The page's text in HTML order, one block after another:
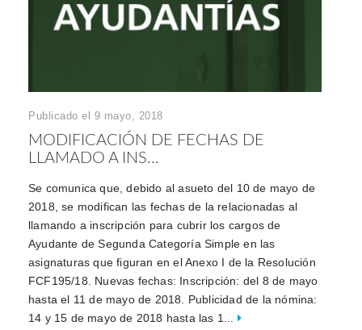
Publicado el 9 mayo, 2018
MODIFICACIÓN DE FECHAS DE
LLAMADO A INS...
Se comunica que, debido al asueto del 10 de mayo de
2018, se modifican las fechas de la relacionadas al
llamando a inscripción para cubrir los cargos de
Ayudante de Segunda Categoría Simple en las
asignaturas que figuran en el Anexo I de la Resolución
FCF195/18. Nuevas fechas: Inscripción: del 8 de mayo
hasta el 11 de mayo de 2018. Publicidad de la nómina:
14 y 15 de mayo de 2018 hasta las 1...